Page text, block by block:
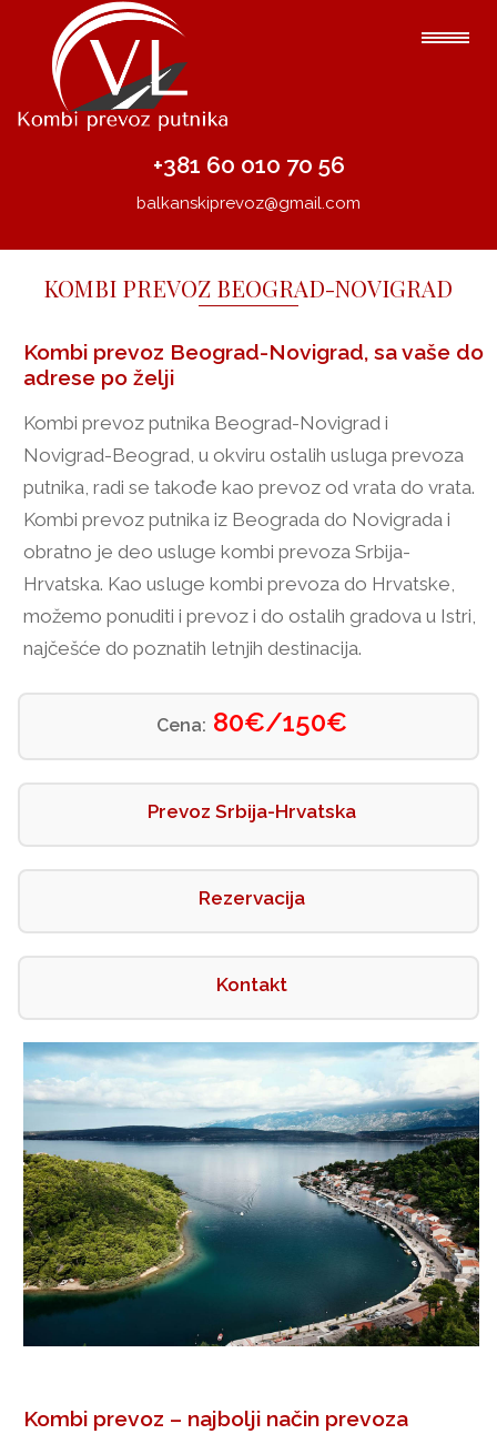
+381 60 010 70 56
balkanskiprevoz@gmail.com
KOMBI PREVOZ BEOGRAD-NOVIGRAD
Kombi prevoz Beograd-Novigrad, sa vaše do
adrese po želji
Kombi prevoz putnika Beograd-Novigrad i
Novigrad-Beograd, u okviru ostalih usluga prevoza
putnika, radi se takođe kao prevoz od vrata do vrata.
Kombi prevoz putnika iz Beograda do Novigrada i
obratno je deo usluge kombi prevoza Srbija-
Hrvatska. Kao usluge kombi prevoza do Hrvatske,
možemo ponuditi i prevoz i do ostalih gradova u Istri,
najčešće do poznatih letnjih destinacija.
Cena: 80€/150€
Prevoz Srbija-Hrvatska
Rezervacija
Kontakt
Kombi prevoz – najbolji način prevoza